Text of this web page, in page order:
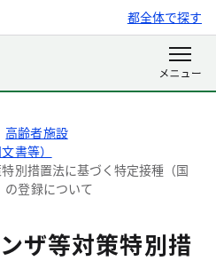
都全体で探す
高齢者施設
書等）
別措置法に基づく特定接種（国
の登録について
ザ等対策特別措